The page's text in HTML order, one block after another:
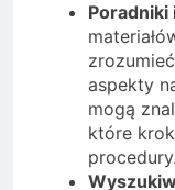
Poradniki
aspekty
mogą
które
procedury.